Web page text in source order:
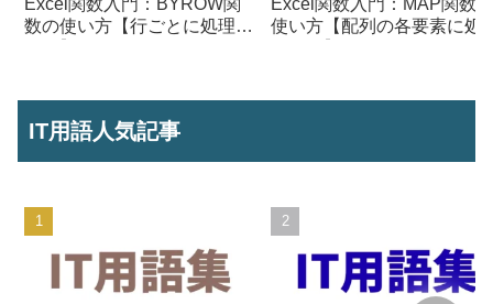
Excel関数入門：BYROW関
数の使い方【行ごとに処理を
Excel関数入門：MAP関数の
使い方【配列の各要素に処
IT用語人気記事